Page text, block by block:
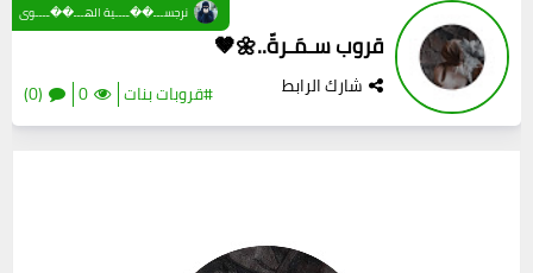
قروب سـمَـرةّ..🌼🤎
شارك الرابط #قروبات بنات 0
(0)
نرجســـ��ــــية الهـــ��ــــوى